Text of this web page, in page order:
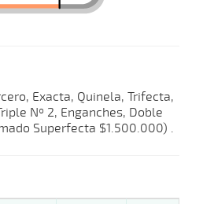
Exacta, Quinela, Trifecta,
Nº 2, Enganches, Doble
Superfecta $1.500.000) .